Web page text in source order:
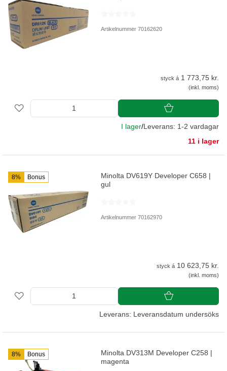
Artikelnummer 70162620
styck á 1 773,75 kr.
(inkl. moms)
I lager/Leverans: 1-2 vardagar
11 i lager
8% Bonus
Minolta DV619Y Developer C658 |
gul
Artikelnummer 70162970
styck á 10 623,75 kr.
(inkl. moms)
Leverans: Leveransdatum undersöks
8% Bonus
Minolta DV313M Developer C258 |
magenta